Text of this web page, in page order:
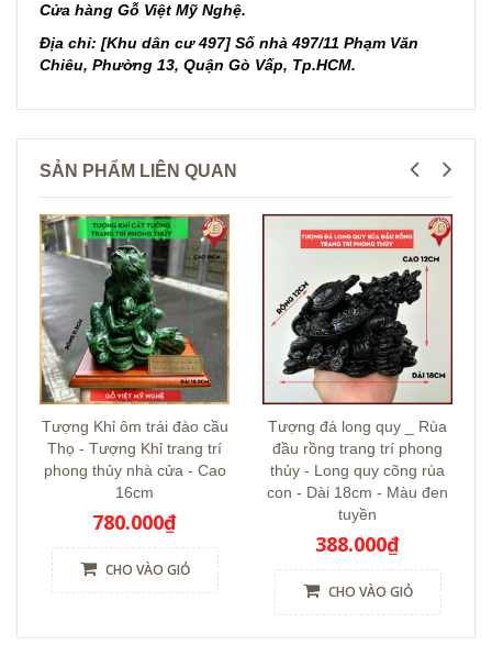
Cửa hàng Gỗ Việt Mỹ Nghệ.
Địa chỉ: [Khu dân cư 497] Số nhà 497/11 Phạm Văn
Chiêu, Phường 13, Quận Gò Vấp, Tp.HCM.
SẢN PHẨM LIÊN QUAN
Tượng Khỉ ôm trái đào cầu
Thọ - Tượng Khỉ trang trí
phong thủy nhà cửa - Cao
16cm
780.000₫
CHO VÀO GIỎ
Tượng đá long quy _ Rùa
đầu rồng trang trí phong
thủy - Long quy cõng rùa
con - Dài 18cm - Màu đen
tuyền
388.000₫
CHO VÀO GIỎ